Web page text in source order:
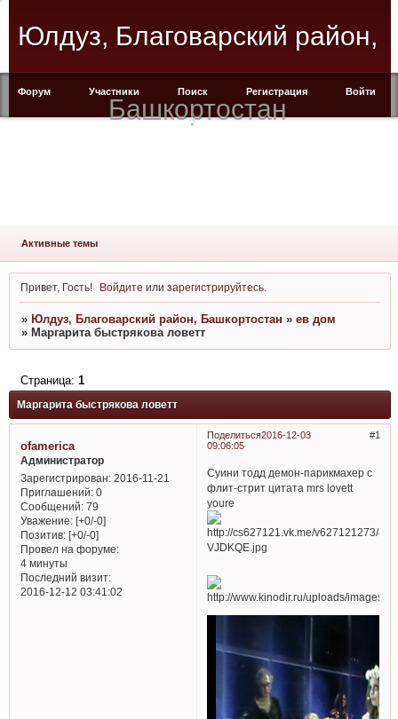
Юлдуз, Благоварский район,
Башкортостан
Форум Участники Поиск Регистрация Войти
Активные темы
Привет, Гость! Войдите илизарегистрируйтесь
» Юлдуз, Благоварский район, Башкортостан » ев дом
» Маргарита быстрякова ловетт
Маргарита быстрякова ловетт
Страница: 1
Поделиться 1
2016-12-03
09:06:05
ofamerica
Администратор
Зарегистрирован: 2016-11-21
Приглашений:0
Сообщений:79
Уважение: [+0/-0]
Позитив: [+0/-0]
Провел на форуме:
4 минуты
Последний визит:
2016-12-12 03:41:02
Суини тодд демон-парикмахер с
флит-стрит цитата mrs lovett
youre